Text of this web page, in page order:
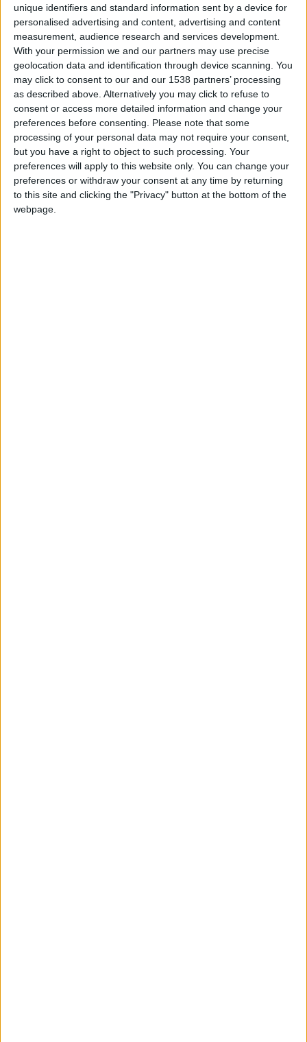
unique identifiers and standard information sent by a device for
personalised advertising and content, advertising and content
measurement, audience research and services development.
With your permission we and our partners may use precise
geolocation data and identification through device scanning. You
may click to consent to our and our 1538 partners’ processing
as described above. Alternatively you may click to refuse to
consent or access more detailed information and change your
preferences before consenting.
Please note that some
processing of your personal data may not require your consent,
but you have a right to object to such processing. Your
preferences will apply to this website only. You can change your
preferences or withdraw your consent at any time by returning
to this site and clicking the "Privacy" button at the bottom of the
webpage.
Après trois contre-performances, l’international
Espoirs a réalisé le match qu’il fallait. Il a rapidement
mis l’ASM sur la voie, en étant au départ de l’action en
servant de relais de Teze, et à la conclusion. On peut
regretter son manque de tranchant devant
Larsonneur pour faire le break (29e). Il n’en reste pas
moins impliqué sur les deux autres buts
monégasques, lorsqu’il trouve par deux fois Balogun
dans la profondeur. Il a aussi gratifié de quelques
gestes d’exceptions (deux petits ponts) et a été à
l’affût du moindre ballon perdu par les Stéphanois
pour les exploiter en situation dangereuse.
Beaucoup d’envie et d’abattage dans ses replis, sauf